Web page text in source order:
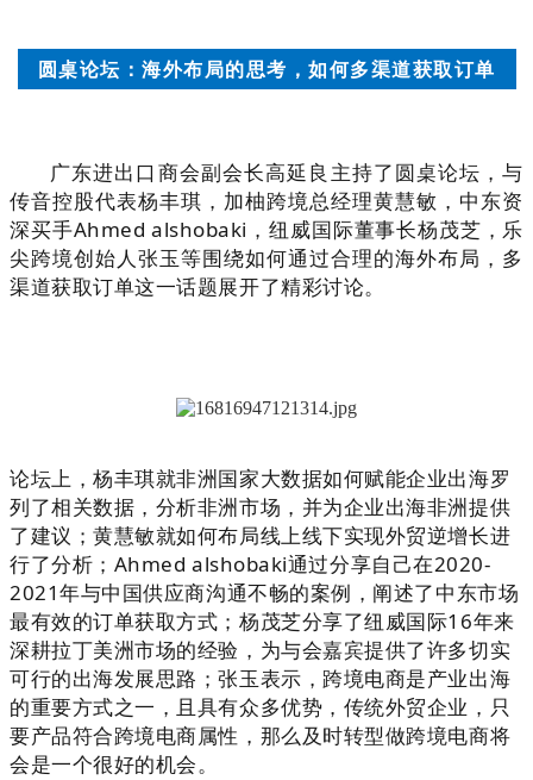
圆桌论坛：海外布局的思考，如何多渠道获取订单
广东进出口商会副会长高延良主持了圆桌论坛，与
传音控股代表杨丰琪，加柚跨境总经理黄慧敏，中东资
深买手Ahmed alshobaki，纽威国际董事长杨茂芝，乐
尖跨境创始人张玉等围绕如何通过合理的海外布局，多
渠道获取订单这一话题展开了精彩讨论。
论坛上，杨丰琪就非洲国家大数据如何赋能企业出海罗
列了相关数据，分析非洲市场，并为企业出海非洲提供
了建议；黄慧敏就如何布局线上线下实现外贸逆增长进
行了分析；Ahmed alshobaki通过分享自己在2020-
2021年与中国供应商沟通不畅的案例，阐述了中东市场
最有效的订单获取方式； 杨茂芝分享了纽威国际16年来
深耕拉丁美洲市场的经验，为与会嘉宾提供了许多切实
可行的出海发展思路；张玉表示，跨境电商是产业出海
的重要方式之一，且具有众多优势，传统外贸企业，只
要产品符合跨境电商属性，那么及时转型做跨境电商将
会是一个很好的机会。